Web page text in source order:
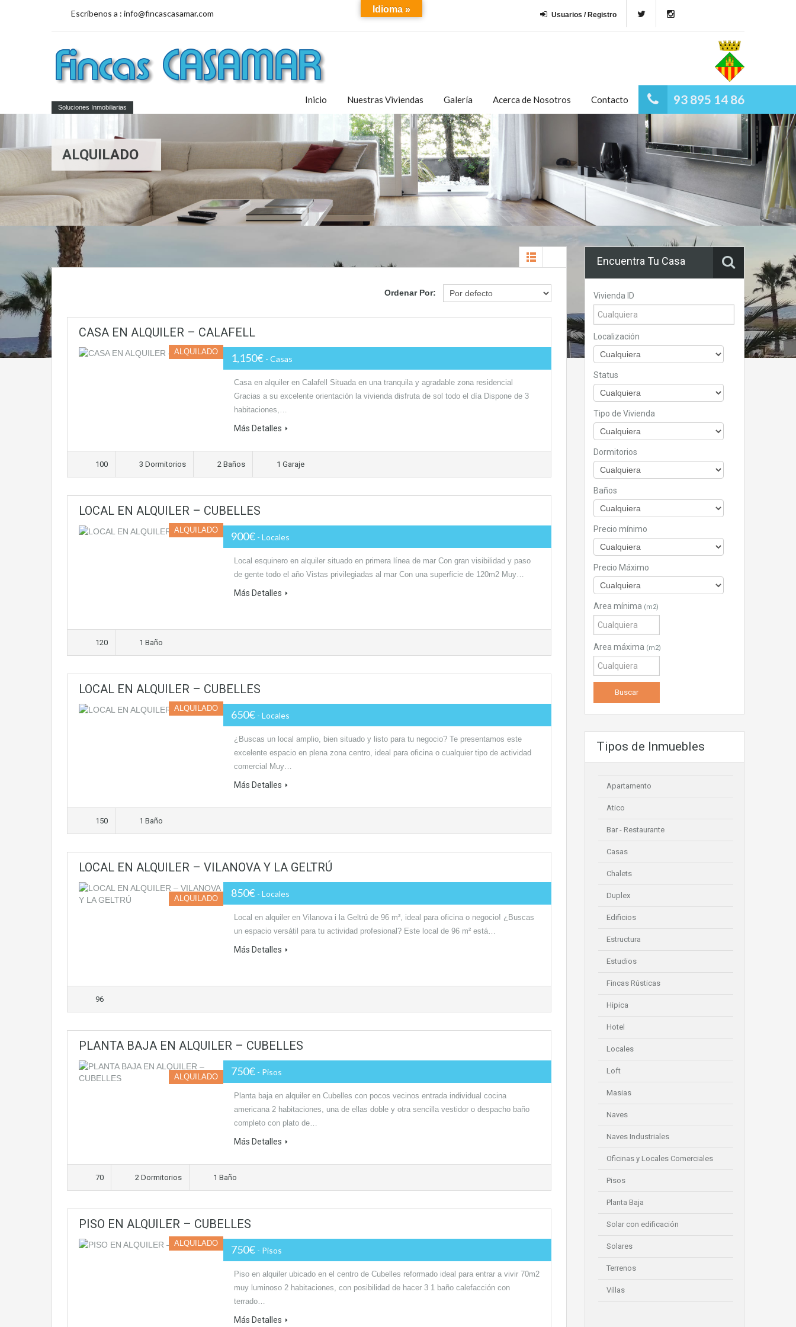
Escríbenos a : info@fincascasamar.com Usuarios / Registro
Soluciones Inmobiliarias
93 895 14 86
Inicio Nuestras Viviendas Galería Acerca de Nosotros Contacto
ALQUILADO
Ordenar Por:
CASA EN ALQUILER – CALAFELL
ALQUILADO 1,150€ - Casas
Casa en alquiler en Calafell Situada en una tranquila y agradable zona residencial
Gracias a su excelente orientación la vivienda disfruta de sol todo el día Dispone de 3
habitaciones,…
Más Detalles
100 3 Dormitorios 2 Baños 1 Garaje
LOCAL EN ALQUILER – CUBELLES
ALQUILADO 900€ - Locales
Local esquinero en alquiler situado en primera línea de mar Con gran visibilidad y paso
de gente todo el año Vistas privilegiadas al mar Con una superficie de 120m2 Muy…
Más Detalles
120 1 Baño
LOCAL EN ALQUILER – CUBELLES
ALQUILADO 650€ - Locales
¿Buscas un local amplio, bien situado y listo para tu negocio? Te presentamos este
excelente espacio en plena zona centro, ideal para oficina o cualquier tipo de actividad
comercial Muy…
Más Detalles
150 1 Baño
LOCAL EN ALQUILER – VILANOVA Y LA GELTRÚ
ALQUILADO 850€ - Locales
Local en alquiler en Vilanova i la Geltrú de 96 m², ideal para oficina o negocio! ¿Buscas
un espacio versátil para tu actividad profesional? Este local de 96 m² está…
Más Detalles
96
PLANTA BAJA EN ALQUILER – CUBELLES
ALQUILADO 750€ - Pisos
Planta baja en alquiler en Cubelles con pocos vecinos entrada individual cocina
americana 2 habitaciones, una de ellas doble y otra sencilla vestidor o despacho baño
completo con plato de…
Más Detalles
70 2 Dormitorios 1 Baño
PISO EN ALQUILER – CUBELLES
ALQUILADO 750€ - Pisos
Piso en alquiler ubicado en el centro de Cubelles reformado ideal para entrar a vivir 70m2
muy luminoso 2 habitaciones, con posibilidad de hacer 3 1 baño calefacción con
terrado…
Más Detalles
Encuentra Tu Casa
Vivienda ID
Localización
Status
Tipo de Vivienda
Dormitorios
Baños
Precio mínimo
Precio Máximo
Area mínima (m2)
Area máxima (m2)
Tipos de Inmuebles
Apartamento
Atico
Bar - Restaurante
Casas
Chalets
Duplex
Edificios
Estructura
Estudios
Fincas Rústicas
Hipica
Hotel
Locales
Loft
Masias
Naves
Naves Industriales
Oficinas y Locales Comerciales
Pisos
Planta Baja
Solar con edificación
Solares
Terrenos
Villas
Idioma »